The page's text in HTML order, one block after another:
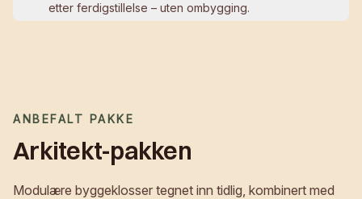
etter ferdigstillelse – uten ombygging.
ANBEFALT PAKKE
Arkitekt-pakken
Modulære byggeklosser tegnet inn tidlig, kombinert med